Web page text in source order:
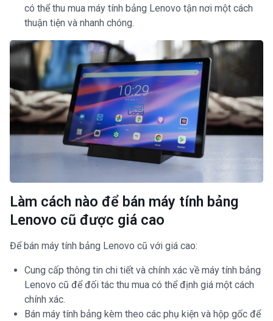
có thể thu mua máy tính bảng Lenovo tận nơi một cách
thuận tiện và nhanh chóng.
Làm cách nào để bán máy tính bảng
Lenovo cũ được giá cao
Để bán máy tính bảng Lenovo cũ với giá cao:
Cung cấp thông tin chi tiết và chính xác về máy tính bảng
Lenovo cũ để đối tác thu mua có thể định giá một cách
chính xác.
Bán máy tính bảng kèm theo các phụ kiện và hộp gốc để